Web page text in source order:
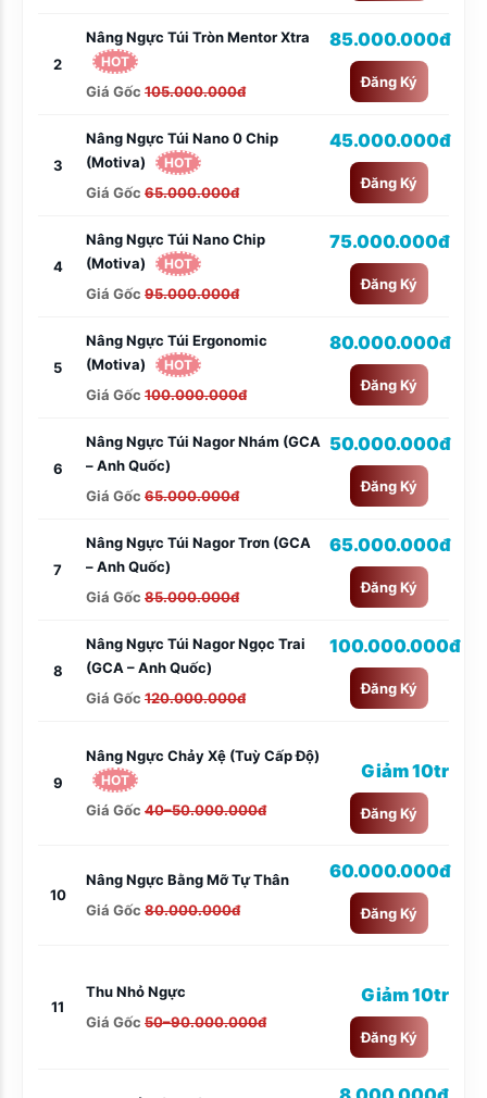
2
Nâng Ngực Túi Tròn Mentor Xtra
HOT
Giá Gốc 105.000.000đ
85.000.000đ
Đăng Ký
3
Nâng Ngực Túi Nano 0 Chip
(Motiva)
HOT
Giá Gốc 65.000.000đ
45.000.000đ
Đăng Ký
4
Nâng Ngực Túi Nano Chip
(Motiva)
HOT
Giá Gốc 95.000.000đ
75.000.000đ
Đăng Ký
5
Nâng Ngực Túi Ergonomic
(Motiva)
HOT
Giá Gốc 100.000.000đ
80.000.000đ
Đăng Ký
6
Nâng Ngực Túi Nagor Nhám (GCA
– Anh Quốc)
Giá Gốc 65.000.000đ
50.000.000đ
Đăng Ký
7
Nâng Ngực Túi Nagor Trơn (GCA
– Anh Quốc)
Giá Gốc 85.000.000đ
65.000.000đ
Đăng Ký
8
Nâng Ngực Túi Nagor Ngọc Trai
(GCA – Anh Quốc)
Giá Gốc 120.000.000đ
100.000.000đ
Đăng Ký
9
Nâng Ngực Chảy Xệ (tuỳ Cấp Độ)
HOT
Giá Gốc 40–50.000.000đ
Giảm 10tr
Đăng Ký
10
Nâng Ngực Bằng Mỡ Tự Thân
Giá Gốc 80.000.000đ
60.000.000đ
Đăng Ký
11
Thu Nhỏ Ngực
Giá Gốc 50–90.000.000đ
Giảm 10tr
Đăng Ký